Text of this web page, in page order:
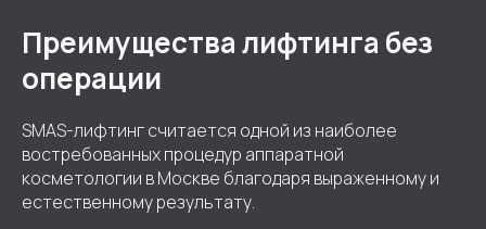
Преимущества лифтинга без
операции
SMAS-лифтинг считается одной из наиболее
востребованных процедур аппаратной
косметологии в Москве благодаря выраженному и
естественному результату.